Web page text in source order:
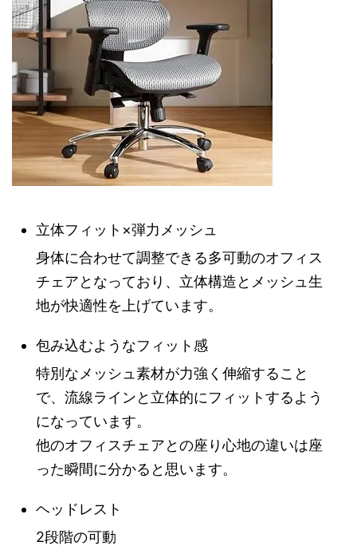
立体フィット×弾力メッシュ
身体に合わせて調整できる多可動のオフィス
チェアとなっており、立体構造とメッシュ生
地が快適性を上げています。
包み込むようなフィット感
特別なメッシュ素材が力強く伸縮すること
で、流線ラインと立体的にフィットするよう
になっています。
他のオフィスチェアとの座り心地の違いは座
った瞬間に分かると思います。
ヘッドレスト
2段階の可動